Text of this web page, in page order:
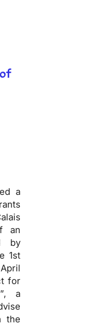
a
an
by
1st
for
a
the